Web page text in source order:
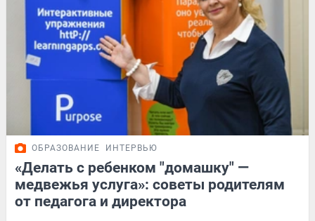
ОБРАЗОВАНИЕ ИНТЕРВЬЮ
«Делать с ребенком "домашку" —
медвежья услуга»: советы родителям
от педагога и директора